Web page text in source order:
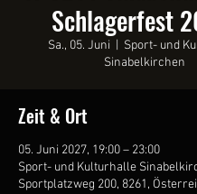
Schlagerfest
Sa., 05. Juni
  |
Sport- und
Sinabelkirchen
Zeit & Ort
05. Juni 2027, 19:00 – 23:00
Sport- und Kulturhalle
Sportplatzweg 200, 8261,